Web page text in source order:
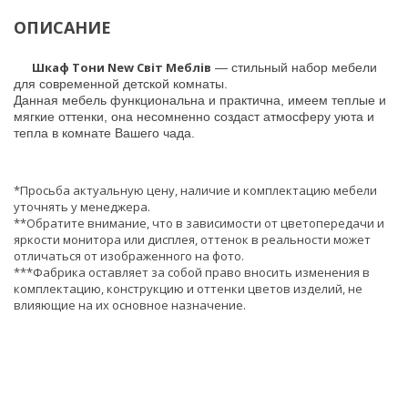
ОПИСАНИЕ
Шкаф Тони New Світ Меблів — стильный набор мебели
для современной детской комнаты.
Данная мебель функциональна и практична, имеем теплые и
мягкие оттенки, она несомненно создаст атмосферу уюта и
тепла в комнате Вашего чада.
*Просьба актуальную цену, наличие и комплектацию мебели
уточнять у менеджера.
**Обратите внимание, что в зависимости от цветопередачи и
яркости монитора или дисплея, оттенок в реальности может
отличаться от изображенного на фото.
***Фабрика оставляет за собой право вносить изменения в
комплектацию, конструкцию и оттенки цветов изделий, не
влияющие на их основное назначение.